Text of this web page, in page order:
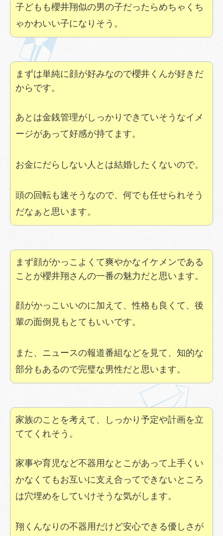
子どもも櫻井翔似の男の子だったらめちゃくち
ゃかわいい子になりそう。
まずは単純に顔が好みなので櫻井くんが好きだ
からです。
あとは金銭管理がしっかりできていそうなイメ
ージがあって好感が持てます。
お金にだらしない人とは結婚したくないので。
頭の回転も速そうなので、何でも任せられそう
だなぁと思います。
まず顔がかっこよくて爽やかなイケメンである
ことが櫻井翔さんの一番の魅力だと思います。
顔がかっこいいのに加えて、性格も良くて、後
輩の面倒見もとてもいいです。
また、ニュースの報道番組などを見て、知的な
部分もあるので完璧な男性だと思います。
家族のことを考えて、しっかり予定や計画を立
ててくれそう。
家事や育児など不器用なとこがあって上手くい
かなくてもお互いに支え合ってできないところ
は穴埋めをしていけそうな気がします。
翔くんなりの不器用だけど安心できる優しさが